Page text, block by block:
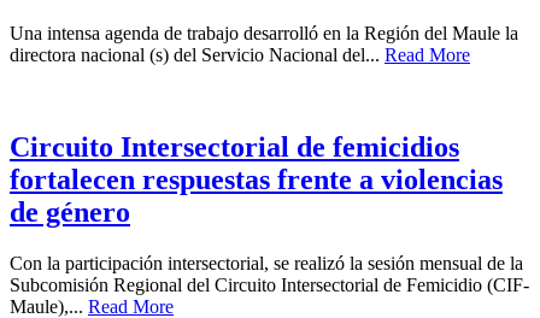
Una intensa agenda de trabajo desarrolló en la Región del Maule la
directora nacional (s) del Servicio Nacional del... Read More
Circuito Intersectorial de femicidios
fortalecen respuestas frente a violencias
de género
Con la participación intersectorial, se realizó la sesión mensual de la
Subcomisión Regional del Circuito Intersectorial de Femicidio (CIF-
Maule),... Read More